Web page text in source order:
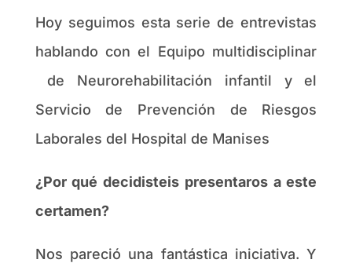
Hoy seguimos esta serie de entrevistas
hablando con el Equipo multidisciplinar
de Neurorehabilitación infantil y el
Servicio de Prevención de Riesgos
Laborales del Hospital de Manises
¿Por qué decidisteis presentaros a este
certamen?
Nos pareció una fantástica iniciativa. Y